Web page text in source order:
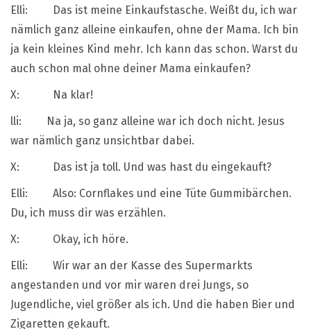
Elli: Das ist meine Einkaufstasche. Weißt du, ich war
nämlich ganz alleine einkaufen, ohne der Mama. Ich bin
ja kein kleines Kind mehr. Ich kann das schon. Warst du
auch schon mal ohne deiner Mama einkaufen?
X: Na klar!
lli: Na ja, so ganz alleine war ich doch nicht. Jesus
war nämlich ganz unsichtbar dabei.
X: Das ist ja toll. Und was hast du eingekauft?
Elli: Also: Cornflakes und eine Tüte Gummibärchen.
Du, ich muss dir was erzählen.
X: Okay, ich höre.
Elli: Wir war an der Kasse des Supermarkts
angestanden und vor mir waren drei Jungs, so
Jugendliche, viel größer als ich. Und die haben Bier und
Zigaretten gekauft.